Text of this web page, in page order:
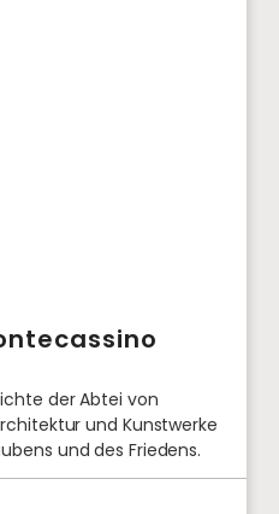
der Abtei von
und Kunstwerke
und des Friedens.